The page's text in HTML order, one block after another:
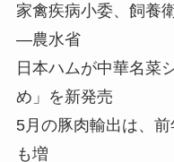
家禽疾病小委、飼養
—農水省
日本ハムが中華名菜
め」を新発売
5月の豚肉輸出は、
も増